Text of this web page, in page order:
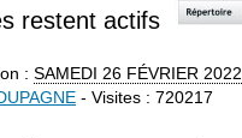
restent actifs
: SAMEDI 26 FÉVRIER 2022
- Visites : 720217